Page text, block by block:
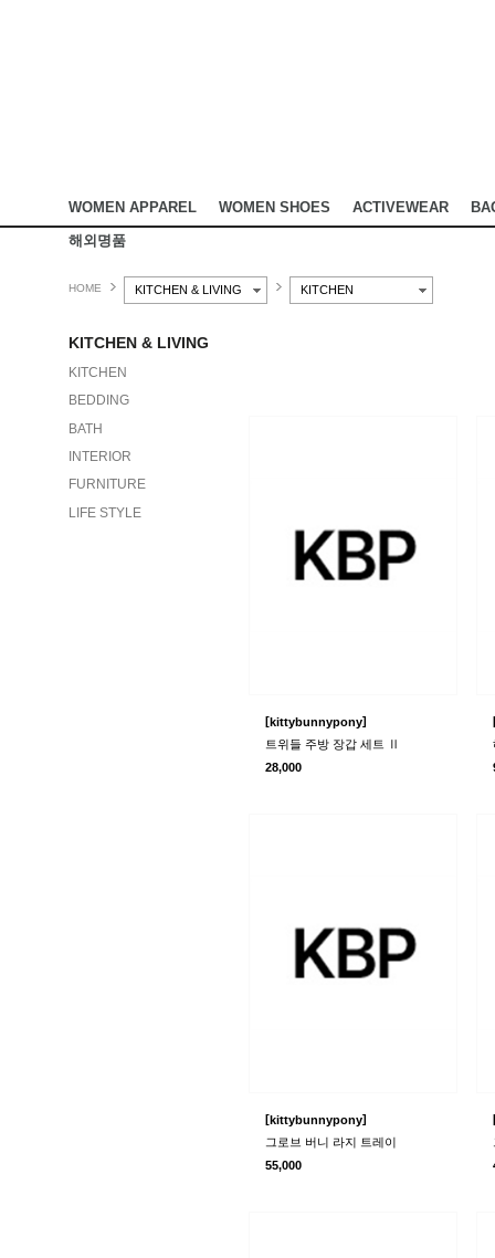
WOMEN APPAREL WOMEN SHOES ACTIVEWEAR
해외명품
HOME KITCHEN & LIVING KITCHEN
KITCHEN & LIVING
KITCHEN
BEDDING
BATH
INTERIOR
FURNITURE
LIFE STYLE
[kittybunnypony]
트위들 주방 장갑 세트 Ⅱ
28,000
[kittybunnypony]
그로브 버니 라지 트레이
55,000